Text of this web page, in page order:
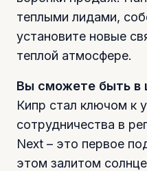
теплыми лидами,
установите новые
теплой атмосфере.
Вы сможете быть в
Кипр стал ключом к
сотрудничества в
Next – это первое
этом залитом